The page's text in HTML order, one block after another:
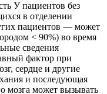
У пациентов без
в отделении
пациентов — может
< 90%) во время
сведения
фактор при
сердце и другие
и последующая
мозга может вызывать